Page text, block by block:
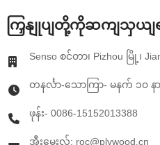
ကြှနျုပျတို့ကိုဆကျသှယျ
Senso စင်တာ၊ Pizhou မြို့၊
တနင်္လာ-သောကြာ- မနက် ၁၀ န
ဖုန်း- 0086-15152013388
အီးမေးလ်: roc@plywood.cn